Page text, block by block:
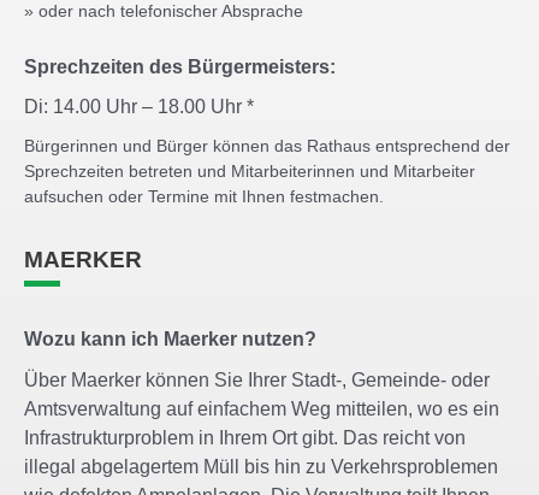
» oder nach telefonischer Absprache
Sprechzeiten des Bürgermeisters:
Di: 14.00 Uhr – 18.00 Uhr *
Bürgerinnen und Bürger können das Rathaus entsprechend der
Sprechzeiten betreten und Mitarbeiterinnen und Mitarbeiter
aufsuchen oder Termine mit Ihnen festmachen.
MAERKER
Wozu kann ich Maerker nutzen?
Über Maerker können Sie Ihrer Stadt-, Gemeinde- oder
Amtsverwaltung auf einfachem Weg mitteilen, wo es ein
Infrastrukturproblem in Ihrem Ort gibt. Das reicht von
illegal abgelagertem Müll bis hin zu Verkehrsproblemen